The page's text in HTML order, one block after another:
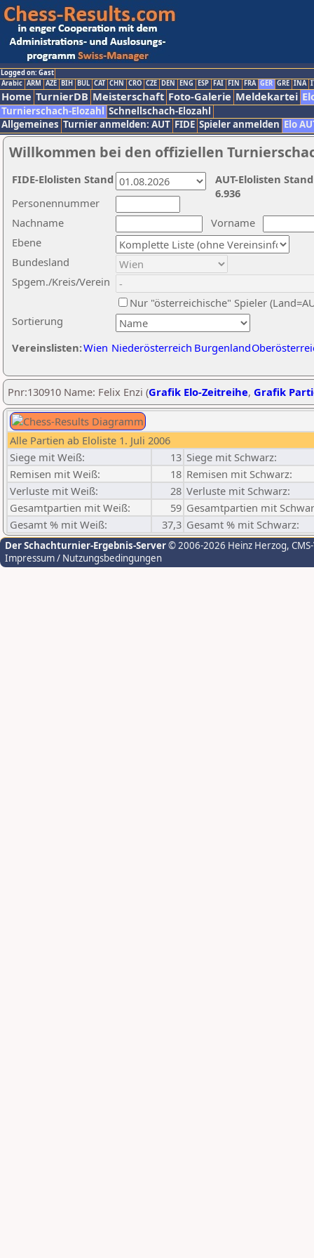
Logged on: Gast
Arabic ARM AZE BIH BUL CAT CHN CRO CZE DEN ENG ESP FAI FIN FRA GER GRE INA
Home TurnierDB Meisterschaft Foto-Galerie Meldekartei
Turnierschach-Elozahl Schnellschach-Elozahl
Allgemeines Turnier anmelden: AUT FIDE Spieler anmelden Elo
Willkommen bei den offiziellen
Nachname
Vorname
Ebene
Sortierung
Personennummer
Bundesland
Spgem./Kreis/Verein
Nur "österreichische" Spieler
Vereinslisten:Wien Niederösterreich Burgenland
AUT-Elolisten
6.936
FIDE-Elolisten Stand
Pnr:130910 Name: Felix Enzi (Grafik Elo-Zeitreihe, Grafik
Alle Partien ab Eloliste 1. Juli 2006
Siege mit Weiß:
13 Siege mit Schwarz:
Remisen mit Weiß:
18 Remisen mit Schwarz:
Verluste mit Weiß:
28 Verluste mit Schwarz:
Gesamtpartien mit Weiß:
59 Gesamtpartien mit
Gesamt % mit Weiß:
37,3 Gesamt % mit Schwarz:
Der Schachturnier-Ergebnis-Server© 2006-2026 Heinz Herzog,
Impressum / Nutzungsbedingungen